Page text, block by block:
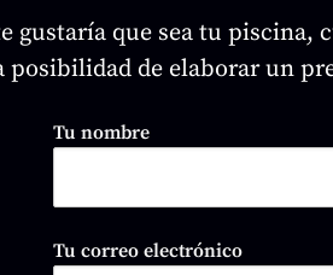
gustaría que sea tu piscina,
posibilidad de elaborar un
Tu nombre
Tu correo electrónico